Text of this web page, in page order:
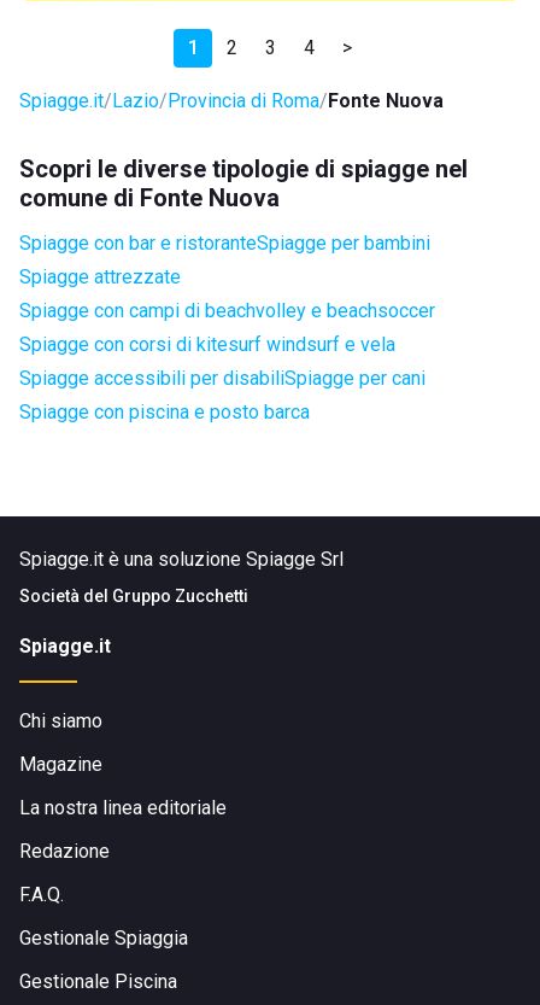
1 2 3 4 >
Spiagge.it Lazio Provincia di Roma Fonte Nuova
Scopri le diverse tipologie di spiagge nel
comune di Fonte Nuova
Spiagge con bar e ristoranteSpiagge per bambini
Spiagge attrezzate
Spiagge con campi di beachvolley e beachsoccer
Spiagge con corsi di kitesurf windsurf e vela
Spiagge accessibili per disabiliSpiagge per cani
Spiagge con piscina e posto barca
Spiagge.it è una soluzione Spiagge Srl
Società del Gruppo Zucchetti
Spiagge.it
Chi siamo
Magazine
La nostra linea editoriale
Redazione
F.A.Q.
Gestionale Spiaggia
Gestionale Piscina